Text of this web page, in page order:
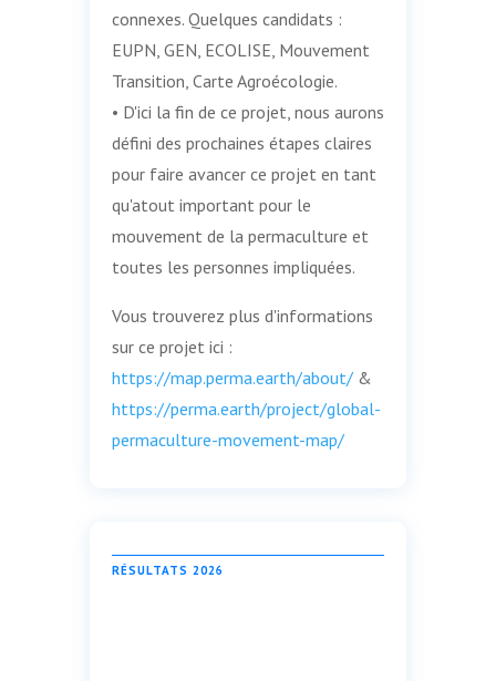
connexes. Quelques candidats :
EUPN, GEN, ECOLISE, Mouvement
Transition, Carte Agroécologie.
• D'ici la fin de ce projet, nous aurons
défini des prochaines étapes claires
pour faire avancer ce projet en tant
qu'atout important pour le
mouvement de la permaculture et
toutes les personnes impliquées.
Vous trouverez plus d'informations
sur ce projet ici :
https://map.perma.earth/about/&
https://perma.earth/project/global-
permaculture-movement-map/
RÉSULTATS 2026